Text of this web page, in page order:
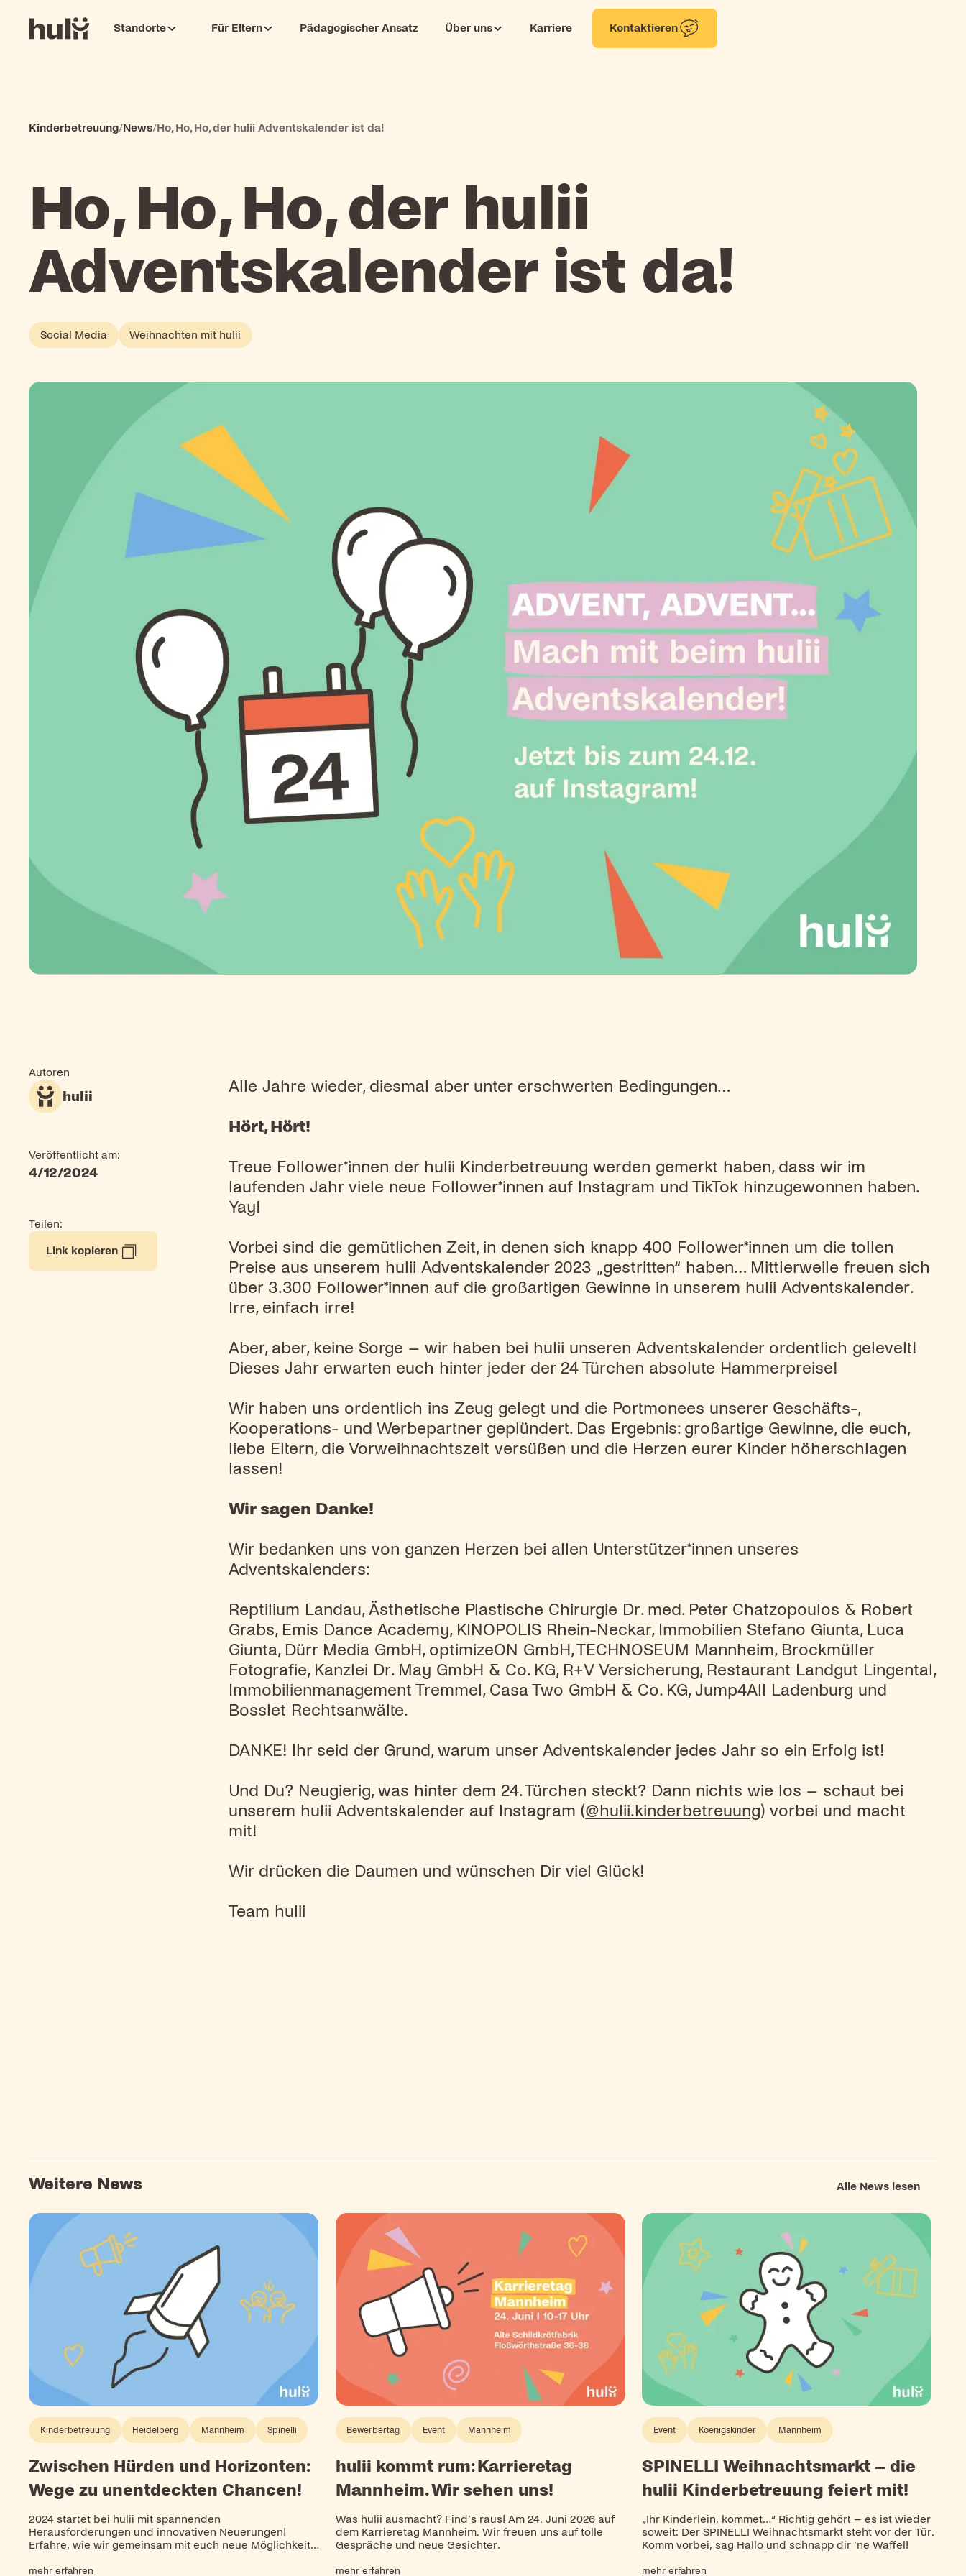
Standorte Für Eltern Pädagogischer Ansatz Über uns Karriere Kontaktieren
Kinderbetreuung/News/Ho, Ho, Ho, der hulii Adventskalender ist da!
Ho, Ho, Ho, der hulii
Adventskalender ist da!
Social Media Weihnachten mit hulii
Autoren
hulii
Veröffentlicht am:
4/12/2024
Teilen:
Link kopieren
Alle Jahre wieder, diesmal aber unter erschwerten Bedingungen…
Hört, Hört!
Treue Follower*innen der hulii Kinderbetreuung werden gemerkt haben, dass wir im
laufenden Jahr viele neue Follower*innen auf Instagram und TikTok hinzugewonnen haben.
Yay!
Vorbei sind die gemütlichen Zeit, in denen sich knapp 400 Follower*innen um die tollen
Preise aus unserem hulii Adventskalender 2023 „gestritten“ haben… Mittlerweile freuen sich
über 3.300 Follower*innen auf die großartigen Gewinne in unserem hulii Adventskalender.
Irre, einfach irre!
Aber, aber, keine Sorge – wir haben bei hulii unseren Adventskalender ordentlich gelevelt!
Dieses Jahr erwarten euch hinter jeder der 24 Türchen absolute Hammerpreise!
Wir haben uns ordentlich ins Zeug gelegt und die Portmonees unserer Geschäfts-,
Kooperations- und Werbepartner geplündert. Das Ergebnis: großartige Gewinne, die euch,
liebe Eltern, die Vorweihnachtszeit versüßen und die Herzen eurer Kinder höherschlagen
lassen!
Wir sagen Danke!
Wir bedanken uns von ganzen Herzen bei allen Unterstützer*innen unseres
Adventskalenders:
Reptilium Landau, Ästhetische Plastische Chirurgie Dr. med. Peter Chatzopoulos & Robert
Grabs, Emis Dance Academy, KINOPOLIS Rhein-Neckar, Immobilien Stefano Giunta, Luca
Giunta, Dürr Media GmbH, optimizeON GmbH, TECHNOSEUM Mannheim, Brockmüller
Fotografie, Kanzlei Dr. May GmbH & Co. KG, R+V Versicherung, Restaurant Landgut Lingental,
Immobilienmanagement Tremmel, Casa Two GmbH & Co. KG, Jump4All Ladenburg und
Bosslet Rechtsanwälte.
DANKE! Ihr seid der Grund, warum unser Adventskalender jedes Jahr so ein Erfolg ist!
Und Du? Neugierig, was hinter dem 24. Türchen steckt? Dann nichts wie los – schaut bei
unserem hulii Adventskalender auf Instagram (@hulii.kinderbetreuung) vorbei und macht
mit!
Wir drücken die Daumen und wünschen Dir viel Glück!
Team hulii
Weitere News Alle News lesen
Kinderbetreuung Heidelberg Mannheim Spinelli
Zwischen Hürden und Horizonten:
Wege zu unentdeckten Chancen!
2024 startet bei hulii mit spannenden
Herausforderungen und innovativen Neuerungen!
Erfahre, wie wir gemeinsam mit euch neue Möglichkeiten
eröffnen.
mehr erfahren
Bewerbertag Event Mannheim
hulii kommt rum: Karrieretag
Mannheim. Wir sehen uns!
Was hulii ausmacht? Find’s raus! Am 24. Juni 2026 auf
dem Karrieretag Mannheim. Wir freuen uns auf tolle
Gespräche und neue Gesichter.
mehr erfahren
Event Koenigskinder Mannheim
SPINELLI Weihnachtsmarkt – die
hulii Kinderbetreuung feiert mit!
„Ihr Kinderlein, kommet…“ Richtig gehört – es ist wieder
soweit: Der SPINELLI Weihnachtsmarkt steht vor der Tür.
Komm vorbei, sag Hallo und schnapp dir ’ne Waffel!
mehr erfahren